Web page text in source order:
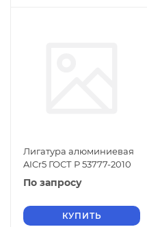
Лигатура алюминиевая
AICr5 ГОСТ Р 53777-2010
По запросу
КУПИТЬ